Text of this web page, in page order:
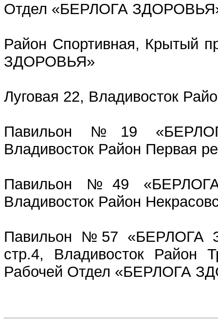
Отдел «БЕРЛОГА
Район Спортивная, Крытый
ЗДОРОВЬЯ»
Луговая 22, Владивосток
Павильон №19
Владивосток Район Первая
Павильон №49
Владивосток Район
Павильон №57 «БЕРЛОГА
стр.4, Владивосток Район
Рабочей Отдел «БЕРЛОГА